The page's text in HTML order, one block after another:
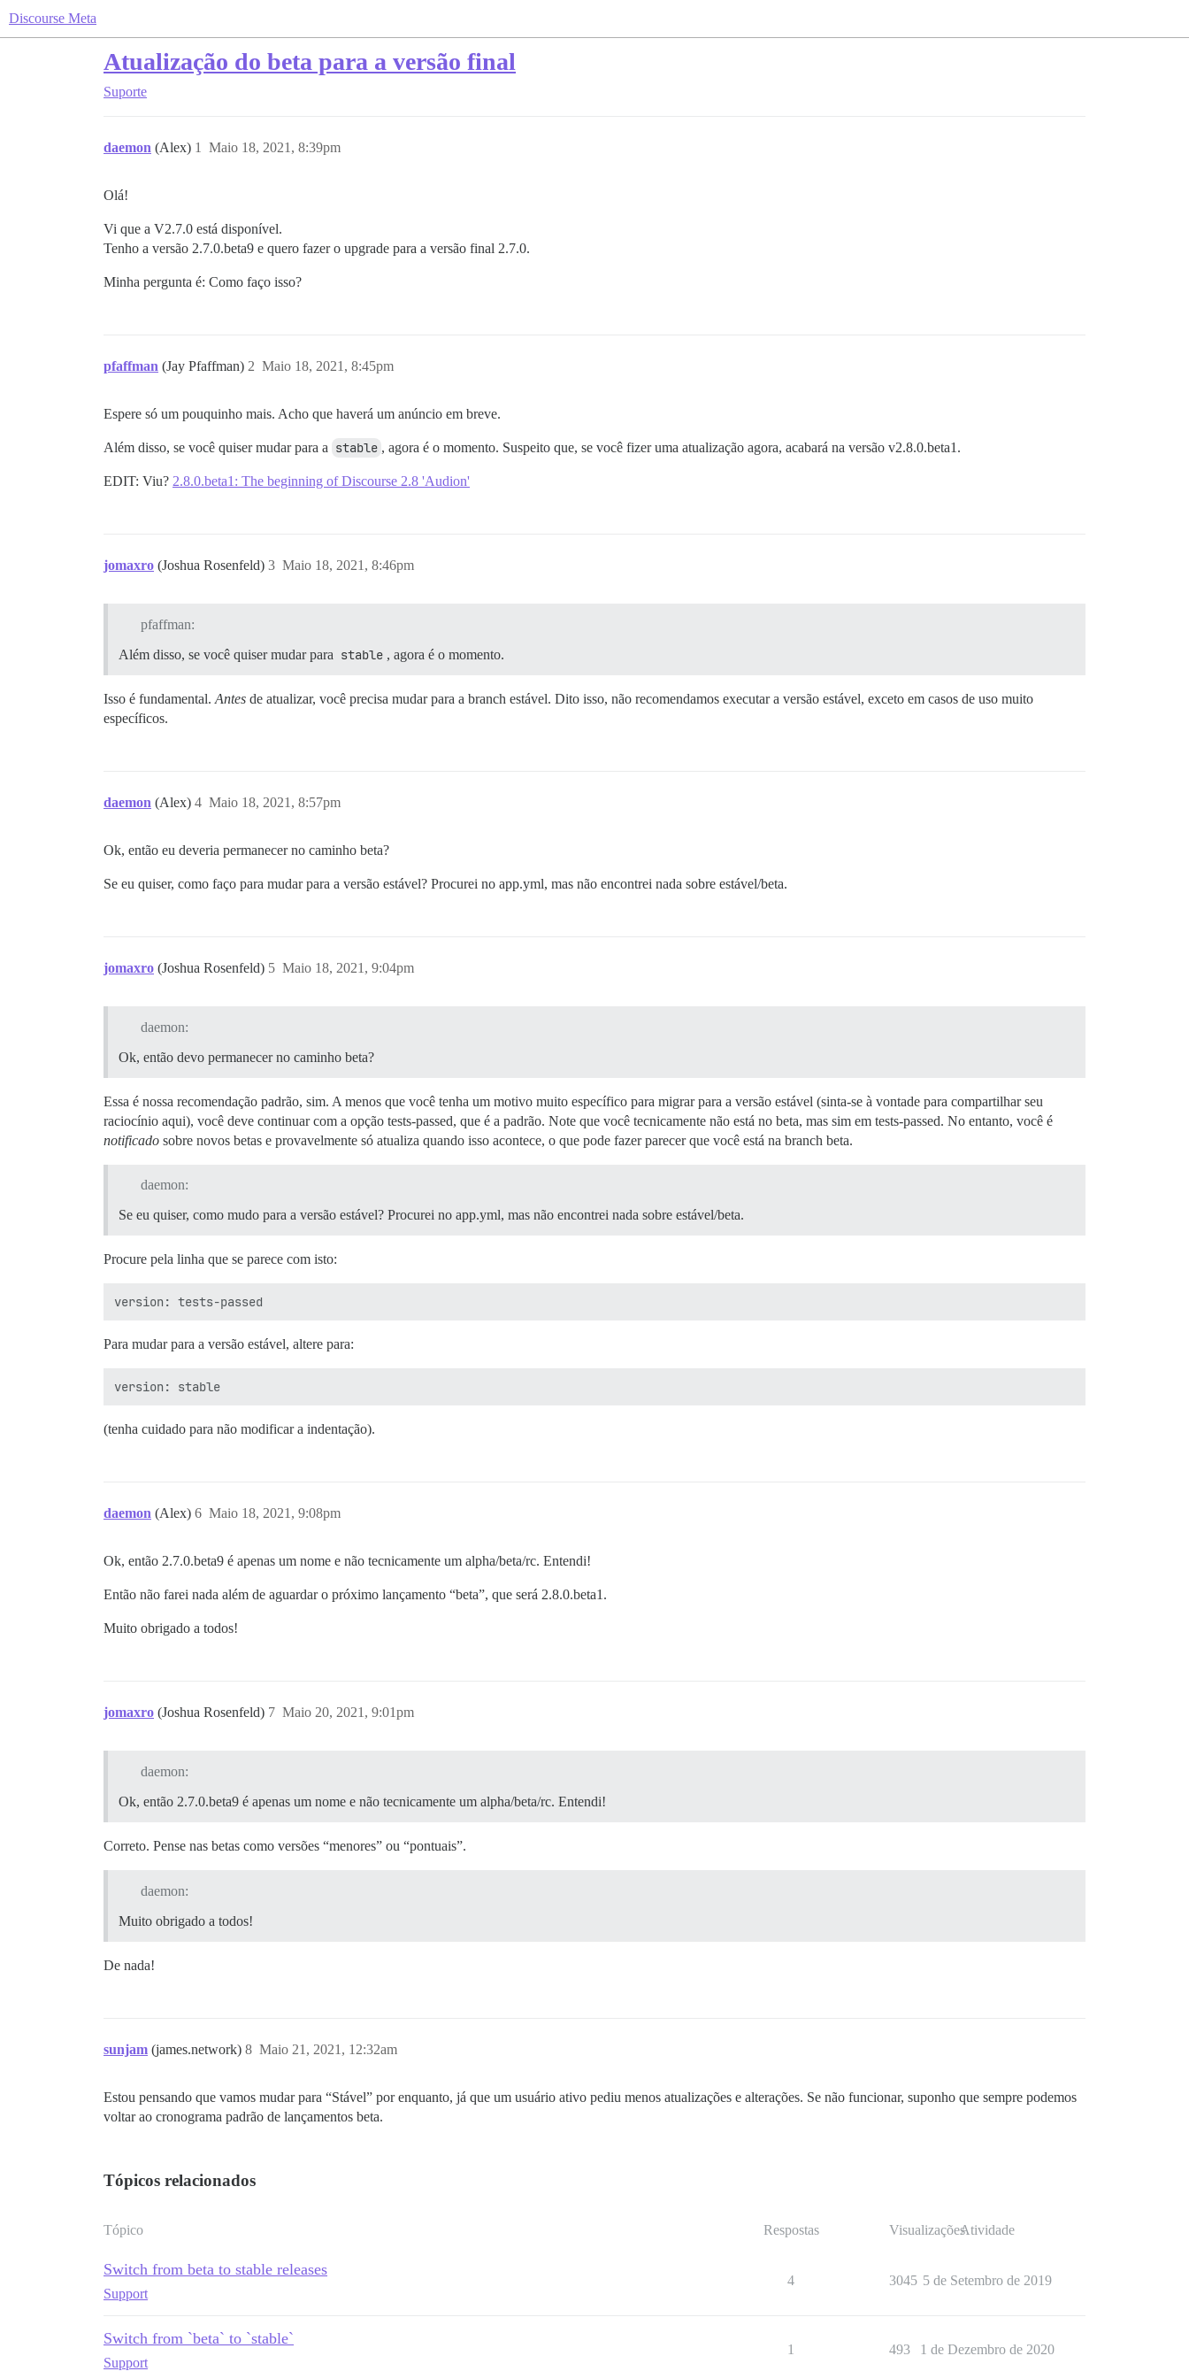
Discourse Meta
Atualização do beta para a versão final
Suporte
daemon (Alex) Maio 18, 2021, 8:39pm
1
Olá!
Vi que a V2.7.0 está disponível.
Tenho a versão 2.7.0.beta9 e quero fazer o upgrade para a versão final 2.7.0.
Minha pergunta é: Como faço isso?
pfaffman (Jay Pfaffman) Maio 18, 2021, 8:45pm
2
Espere só um pouquinho mais. Acho que haverá um anúncio em breve.
Além disso, se você quiser mudar para a stable , agora é o momento. Suspeito que, se você fizer uma atualização agora, acabará na versão v2.8.0.beta1.
EDIT: Viu? 2.8.0.beta1: The beginning of Discourse 2.8 'Audion'
jomaxro (Joshua Rosenfeld) Maio 18, 2021, 8:46pm
3
pfaffman:
Além disso, se você quiser mudar para stable , agora é o momento.
Isso é fundamental. Antes de atualizar, você precisa mudar para a branch estável. Dito isso, não recomendamos executar a versão estável, exceto em casos de uso muito
específicos.
daemon (Alex) Maio 18, 2021, 8:57pm
4
Ok, então eu deveria permanecer no caminho beta?
Se eu quiser, como faço para mudar para a versão estável? Procurei no app.yml, mas não encontrei nada sobre estável/beta.
jomaxro (Joshua Rosenfeld) Maio 18, 2021, 9:04pm
5
daemon:
Ok, então devo permanecer no caminho beta?
Essa é nossa recomendação padrão, sim. A menos que você tenha um motivo muito específico para migrar para a versão estável (sinta-se à vontade para compartilhar seu
raciocínio aqui), você deve continuar com a opção tests-passed, que é a padrão. Note que você tecnicamente não está no beta, mas sim em tests-passed. No entanto, você é
notificado sobre novos betas e provavelmente só atualiza quando isso acontece, o que pode fazer parecer que você está na branch beta.
daemon:
Se eu quiser, como mudo para a versão estável? Procurei no app.yml, mas não encontrei nada sobre estável/beta.
Procure pela linha que se parece com isto:
Para mudar para a versão estável, altere para:
(tenha cuidado para não modificar a indentação).
daemon (Alex) Maio 18, 2021, 9:08pm
6
Ok, então 2.7.0.beta9 é apenas um nome e não tecnicamente um alpha/beta/rc. Entendi!
Então não farei nada além de aguardar o próximo lançamento “beta”, que será 2.8.0.beta1.
Muito obrigado a todos!
jomaxro (Joshua Rosenfeld) Maio 20, 2021, 9:01pm
7
daemon:
Ok, então 2.7.0.beta9 é apenas um nome e não tecnicamente um alpha/beta/rc. Entendi!
Correto. Pense nas betas como versões “menores” ou “pontuais”.
daemon:
Muito obrigado a todos!
De nada!
sunjam (james.network) Maio 21, 2021, 12:32am
8
Estou pensando que vamos mudar para “Stável” por enquanto, já que um usuário ativo pediu menos atualizações e alterações. Se não funcionar, suponho que sempre podemos
voltar ao cronograma padrão de lançamentos beta.
Tópicos relacionados
Tópico Respostas VisualizaçõesAtividade
Switch from beta to stable releases
Support
4 3045 5 de Setembro de 2019
Switch from `beta` to `stable`
Support
1 493 1 de Dezembro de 2020